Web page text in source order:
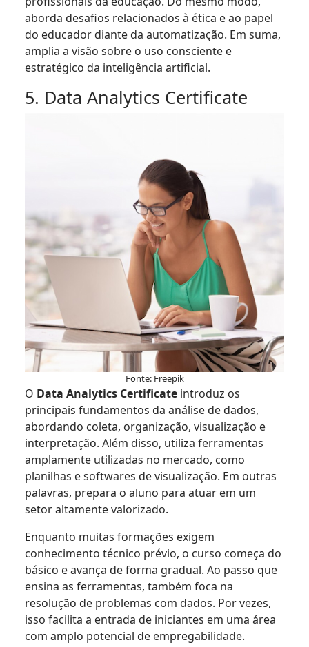
aborda desafios relacionados à ética e ao papel
do educador diante da automatização. Em suma,
amplia a visão sobre o uso consciente e
estratégico da inteligência artificial.
5. Data Analytics Certificate
Fonte: Freepik
O Data Analytics Certificate introduz os
principais fundamentos da análise de dados,
abordando coleta, organização, visualização e
interpretação. Além disso, utiliza ferramentas
amplamente utilizadas no mercado, como
planilhas e softwares de visualização. Em outras
palavras, prepara o aluno para atuar em um
setor altamente valorizado.
Enquanto muitas formações exigem
conhecimento técnico prévio, o curso começa do
básico e avança de forma gradual. Ao passo que
ensina as ferramentas, também foca na
resolução de problemas com dados. Por vezes,
isso facilita a entrada de iniciantes em uma área
com amplo potencial de empregabilidade.